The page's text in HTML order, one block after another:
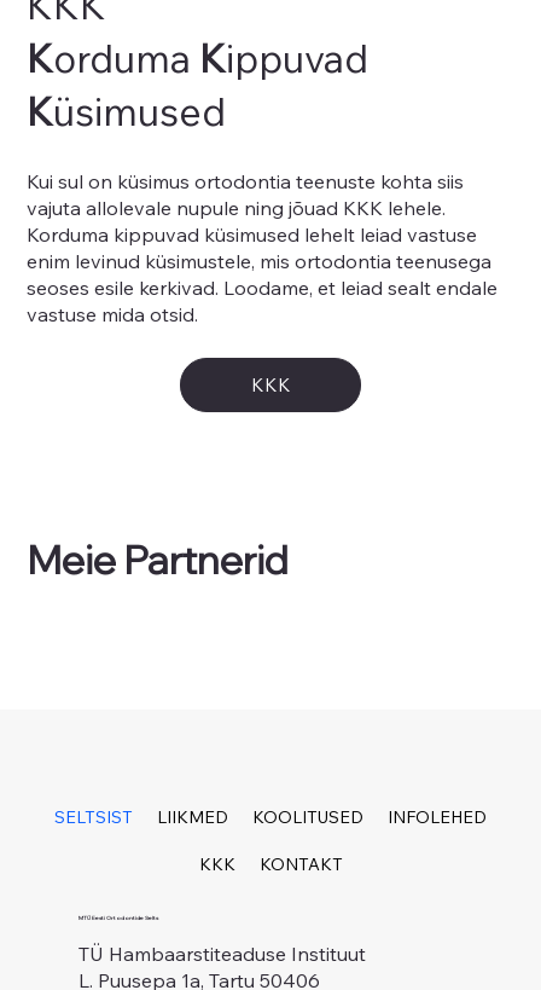
Korduma Kippuvad
Küsimused
Kui sul on küsimus ortodontia teenuste kohta siis
vajuta allolevale nupule ning jõuad KKK lehele.
Korduma kippuvad küsimused lehelt leiad vastuse
enim levinud küsimustele, mis ortodontia teenusega
seoses esile kerkivad. Loodame, et leiad sealt endale
vastuse mida otsid.
KKK
Meie Partnerid
MTÜ Eesti Ortodontide Selts
TÜ Hambaarstiteaduse Instituut
L. Puusepa 1a, Tartu 50406
SELTSIST LIIKMED KOOLITUSED INFOLEHED
KKK KONTAKT